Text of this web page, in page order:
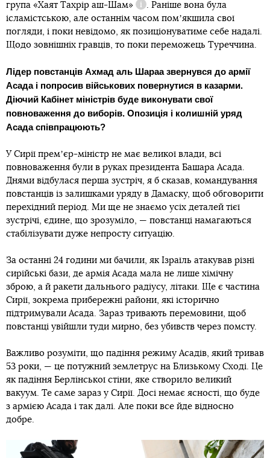
група «Хаят Тахрір аш-Шам»
Довідка
. Раніше вона була
ісламістською, але останнім часом помʼякшила свої
погляди, і поки невідомо, як позиціонуватиме себе надалі.
Щодо зовнішніх гравців, то поки переможець Туреччина.
Лідер повстанців Ахмад аль Шараа звернувся до армії
Асада і попросив військових повернутися в казарми.
Діючий Кабінет міністрів буде виконувати свої
повноваження до виборів. Опозиція і колишній уряд
Асада співпрацюють?
У Сирії премʼєр-міністр не має великої влади, всі
повноваження були в руках президента Башара Асада.
Днями відбулася перша зустріч, я б сказав, командування
повстанців із залишками уряду в Дамаску, щоб обговорити
перехідний період. Ми ще не знаємо усіх деталей тієї
зустрічі, єдине, що зрозуміло, — повстанці намагаються
стабілізувати дуже непросту ситуацію.
За останні 24 години ми бачили, як Ізраїль атакував різні
сирійські бази, де армія Асада мала не лише хімічну
зброю, а й ракети дальнього радіусу, літаки. Ще є частина
Сирії, зокрема прибережні райони, які історично
підтримували Асада. Зараз тривають перемовини, щоб
повстанці увійшли туди мирно, без убивств через помсту.
Важливо розуміти, що падіння режиму Асадів, який тривав
53 роки, — це потужний землетрус на Близькому Сході. Це
як падіння Берлінської стіни, яке створило великий
вакуум. Те саме зараз у Сирії. Досі немає ясності, що буде
з армією Асада і так далі. Але поки все йде відносно
добре.